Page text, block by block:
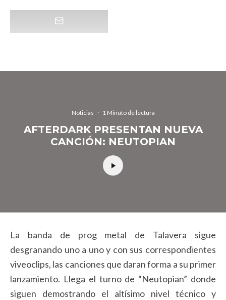
Noticias · 1 Minuto de lectura
AFTERDARK PRESENTAN NUEVA
CANCIÓN: NEUTOPIAN
La banda de prog metal de Talavera sigue
desgranando uno a uno y con sus correspondientes
viveoclips, las canciones que daran forma a su primer
lanzamiento. Llega el turno de “Neutopian” donde
siguen demostrando el altísimo nivel técnico y